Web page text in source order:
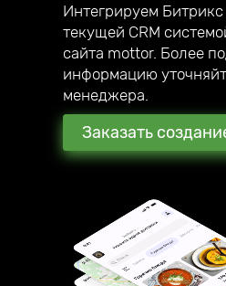
Интегрируем
текущей CRM
сайта mottor. Более
информацию
менеджера.
Заказать